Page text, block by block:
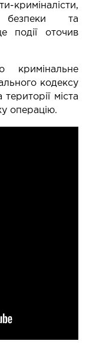
криміналісти,
безпеки та
події оточив
кримінальне
кодексу
міста
операцію.